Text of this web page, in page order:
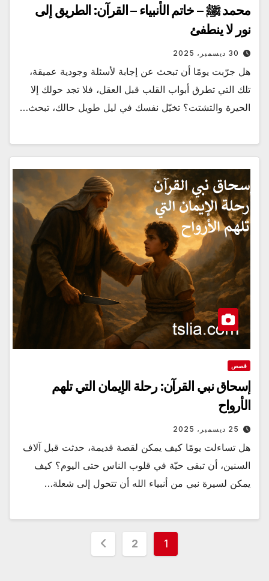
محمد ﷺ – خاتم الأنبياء – القرآن: الطريق إلى
نور لا ينطفئ
30 ديسمبر، 2025
هل جرّبت يومًا أن تبحث عن إجابة لأسئلة وجودية عميقة،
تلك التي تطرق أبواب القلب قبل العقل، فلا تجد حولك إلا
الحيرة والتشتت؟ تخيّل نفسك في ليل طويل حالك، تبحث…
قصص
إسحاق نبي القرآن: رحلة الإيمان التي تلهم
الأرواح
25 ديسمبر، 2025
هل تساءلت يومًا كيف يمكن لقصة قديمة، حدثت قبل آلاف
السنين، أن تبقى حيّة في قلوب الناس حتى اليوم؟ كيف
يمكن لسيرة نبي من أنبياء الله أن تتحول إلى شعلة…
تعدد
1
2